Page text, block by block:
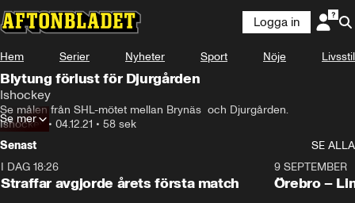
Logga in
Hem Serier Nyheter Sport Nöje Livsstil
Blytung förlust för Djurgården
Ishockey
Se målen från SHL-mötet mellan Brynäs  och Djurgården.
Ishockey• 04.12.21 • 58 sek
Se mer
Senast
SE ALLA
I DAG 18:26
Straffar avgjorde årets första match
Plus
9 SEPTEMBER
Örebro –